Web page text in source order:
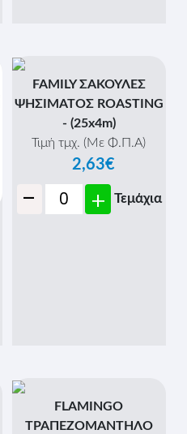
FAMILY ΣΑΚΟΥΛΕΣ
ΨΗΣΙΜΑΤΟΣ ROASTING
- (25x4m)
Τιμή τμχ. (Με Φ.Π.Α)
2,63€
- + Τεμάχια
FLAMINGO
ΤΡΑΠΕΖΟΜΑΝΤΗΛΟ